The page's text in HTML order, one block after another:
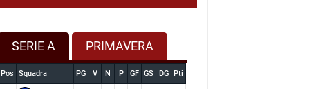
SERIE A PRIMAVERA
Pos Squadra PG V N P GF GS DG Pti